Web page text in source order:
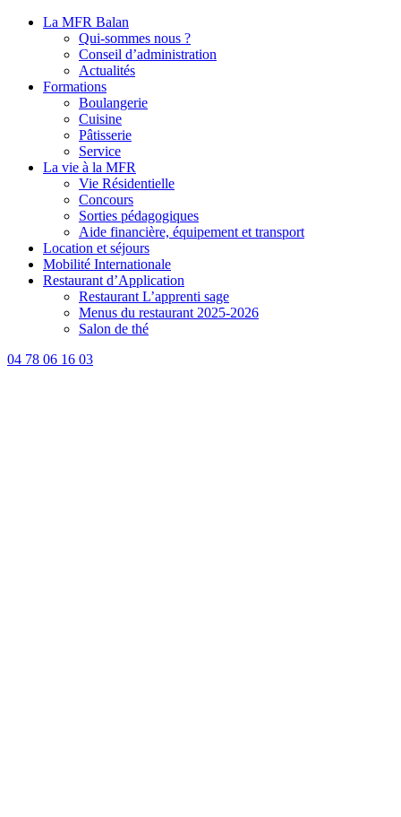
La MFR Balan
Qui-sommes nous ?
Conseil d’administration
Actualités
Formations
Boulangerie
Cuisine
Pâtisserie
Service
La vie à la MFR
Vie Résidentielle
Concours
Sorties pédagogiques
Aide financière, équipement et transport
Location et séjours
Mobilité Internationale
Restaurant d’Application
Restaurant L’apprenti sage
Menus du restaurant 2025-2026
Salon de thé
04 78 06 16 03